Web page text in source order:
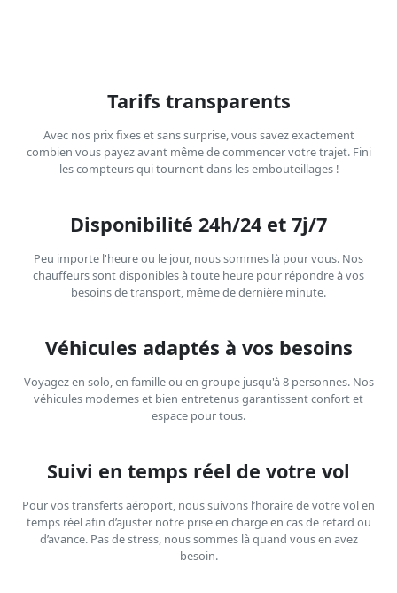
Tarifs transparents
Avec nos prix fixes et sans surprise, vous savez exactement
combien vous payez avant même de commencer votre trajet. Fini
les compteurs qui tournent dans les embouteillages !
Disponibilité 24h/24 et 7j/7
Peu importe l'heure ou le jour, nous sommes là pour vous. Nos
chauffeurs sont disponibles à toute heure pour répondre à vos
besoins de transport, même de dernière minute.
Véhicules adaptés à vos besoins
Voyagez en solo, en famille ou en groupe jusqu'à 8 personnes. Nos
véhicules modernes et bien entretenus garantissent confort et
espace pour tous.
Suivi en temps réel de votre vol
Pour vos transferts aéroport, nous suivons l’horaire de votre vol en
temps réel afin d’ajuster notre prise en charge en cas de retard ou
d’avance. Pas de stress, nous sommes là quand vous en avez
besoin.